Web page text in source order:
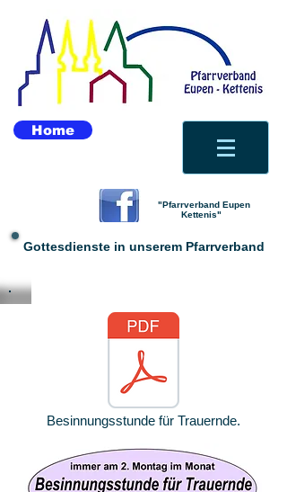
Home
"Pfarrverband Eupen
Kettenis"
Gottesdienste in unserem Pfarrverband
Besinnungsstunde für Trauernde.